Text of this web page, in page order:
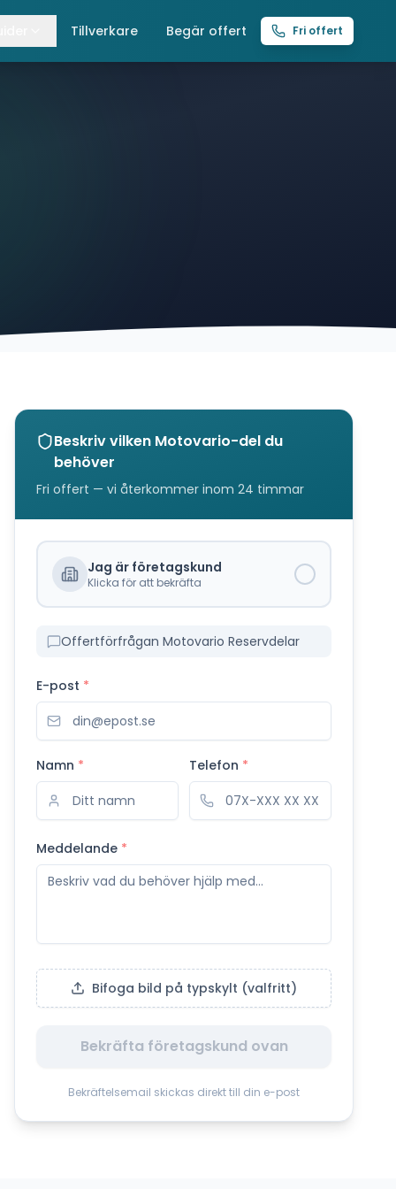
Tillverkare Begär offert Fri offert
Beskriv vilken Motovario-del du
behöver
Fri offert — vi återkommer inom 24 timmar
Jag är företagskund
Klicka för att bekräfta
Offertförfrågan Motovario Reservdelar
E-post *
Namn * Telefon *
Meddelande *
Bifoga bild på typskylt (valfritt)
Bekräfta företagskund ovan
Bekräftelsemail skickas direkt till din e-post